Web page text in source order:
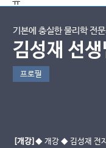
기본에 충실한 물리학 전
김성재 선생
프로필
[개강]◆ 개강 ◆ 김성재 전